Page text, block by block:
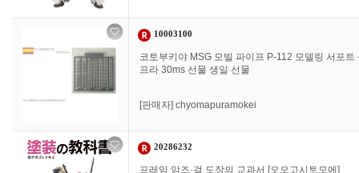
10003100
코토부키야 MSG 모빌 파이프 P-112 모델링 서포
프라 30ms 선물 생일 선물
[판매자] chyomapuramokei
20286232
프레임 암즈·걸 도장의 교과서 [오오고시토모에]